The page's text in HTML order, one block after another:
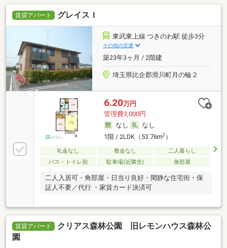
賃貸アパート グレイスＩ
東武東上線 つきのわ駅 徒歩3分
その他の交通
築23年3ヶ月 / 2階建
埼玉県比企郡滑川町月の輪２
6.20万円
管理費3,000円
なし
なし
1階 / 2LDK（53.76m2）
礼金なし 敷金なし
二人暮らし
バス・トイレ別
駐車場(近隣含) 角部屋
二人入居可・角部屋・日当り良好・閑静な住宅街・保
証人不要／代行 ・家賃カード決済可
賃貸アパート
クリアス森林公園 旧レモンハウス森林公
園